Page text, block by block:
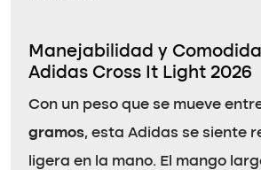
Manejabilidad y
Adidas Cross It Light 2026
Con un peso que se mueve
gramos, esta Adidas se siente
ligera en la mano. El mango